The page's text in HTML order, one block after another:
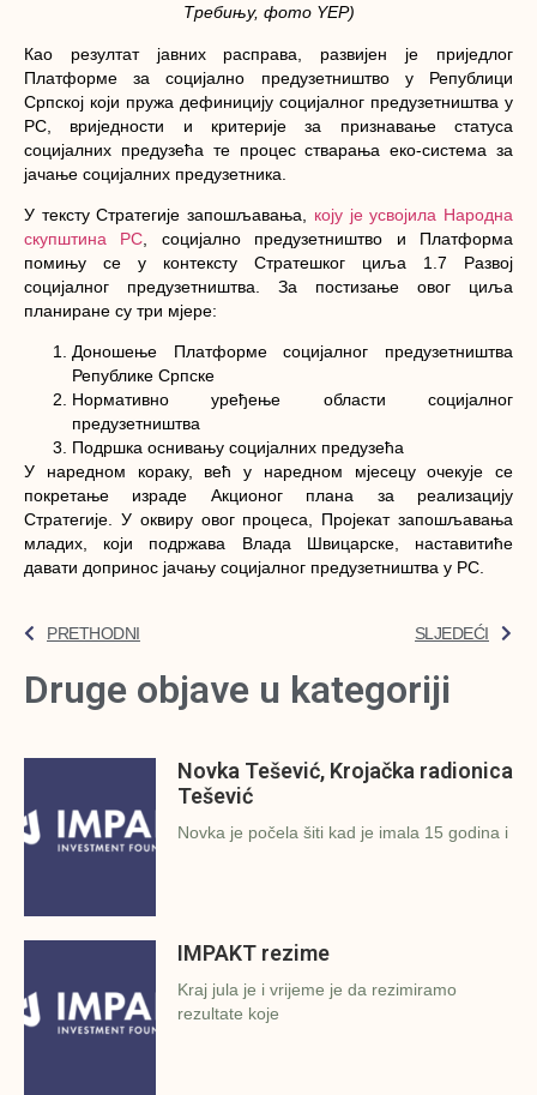
Требињу, фото YEP)
Као резултат јавних расправа, развијен је приједлог
Платформе за социјално предузетништво у Републици
Српској који пружа дефиницију социјалног предузетништва у
РС, вриједности и критерије за признавање статуса
социјалних предузећа те процес стварања еко-система за
јачање социјалних предузетника.
У тексту Стратегије запошљавања,
коју је усвојила Народна
скупштина РС , социјално предузетништво и Платформа
помињу се у контексту Стратешког циља 1.7 Развој
социјалног предузетништва . За постизање овог циља
планиране су три мјере:
Доношење Платформе социјалног предузетништва
Републике Српске
Нормативно уређење области социјалног
предузетништва
Подршка оснивању социјалних предузећа
У наредном кораку, већ у наредном мјесецу очекује се
покретање израде Акционог плана за реализацију
Стратегије. У оквиру овог процеса, Пројекат запошљавања
младих, који подржава Влада Швицарске, наставитиће
давати допринос јачању социјалног предузетништва у РС.
PRETHODNI SLJEDEĆI
Druge objave u kategoriji
Novka Tešević, Krojačka radionica
Tešević
Novka je počela šiti kad je imala 15 godina i
IMPAKT rezime
Kraj jula je i vrijeme je da rezimiramo
rezultate koje